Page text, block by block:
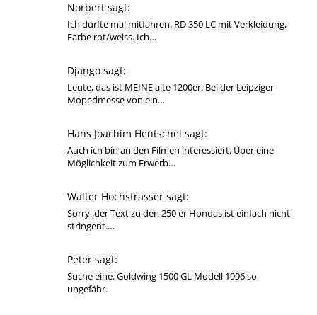
Norbert sagt:
Ich durfte mal mitfahren. RD 350 LC mit Verkleidung,
Farbe rot/weiss. Ich…
Django sagt:
Leute, das ist MEINE alte 1200er. Bei der Leipziger
Mopedmesse von ein…
Hans Joachim Hentschel sagt:
Auch ich bin an den Filmen interessiert. Über eine
Möglichkeit zum Erwerb…
Walter Hochstrasser sagt:
Sorry ,der Text zu den 250 er Hondas ist einfach nicht
stringent.…
Peter sagt:
Suche eine. Goldwing 1500 GL Modell 1996 so
ungefähr.